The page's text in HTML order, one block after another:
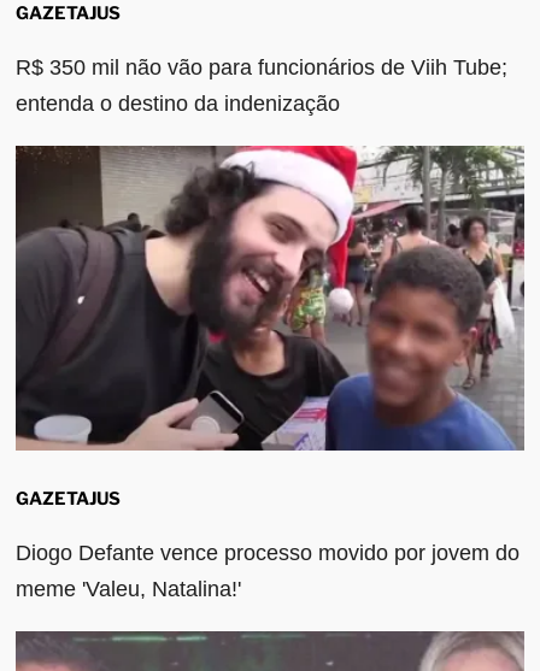
GAZETAJUS
R$ 350 mil não vão para funcionários de Viih Tube;
entenda o destino da indenização
GAZETAJUS
Diogo Defante vence processo movido por jovem do
meme 'Valeu, Natalina!'